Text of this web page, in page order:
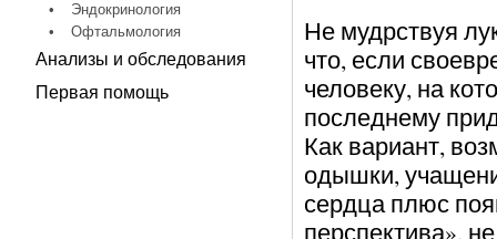
•
Эндокринология
•
Офтальмология
Анализы и обследования
Первая помощь
Не мудрствуя
что, если
человеку, на
последнему
Как вариант,
одышки,
сердца плюс
перспектива»,